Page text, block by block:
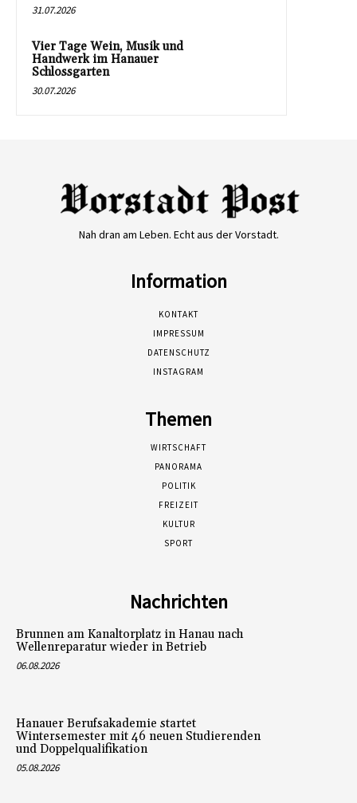
31.07.2026
Vier Tage Wein, Musik und
Handwerk im Hanauer
Schlossgarten
30.07.2026
Nah dran am Leben. Echt aus der Vorstadt.
Information
KONTAKT
IMPRESSUM
DATENSCHUTZ
INSTAGRAM
Themen
WIRTSCHAFT
PANORAMA
POLITIK
FREIZEIT
KULTUR
SPORT
Nachrichten
Brunnen am Kanaltorplatz in Hanau nach
Wellenreparatur wieder in Betrieb
06.08.2026
Hanauer Berufsakademie startet
Wintersemester mit 46 neuen Studierenden
und Doppelqualifikation
05.08.2026